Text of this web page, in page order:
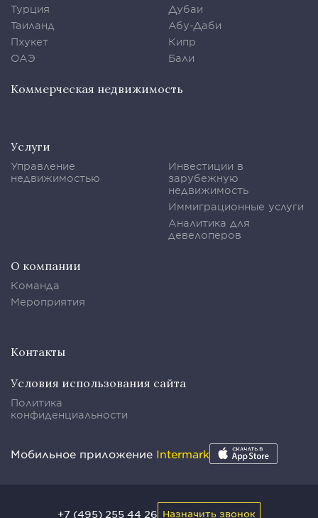
Турция
Таиланд
Пхукет
ОАЭ
Дубаи
Абу-Даби
Кипр
Бали
Коммерческая недвижимость
Услуги
Управление
недвижимостью
Инвестиции в
зарубежную
недвижимость
Иммиграционные услуги
Аналитика для
девелоперов
О компании
Команда
Мероприятия
Контакты
Условия использования сайта
Политика
конфиденциальности
Мобильное приложение Intermark
+7 (495) 255 44 26 Назначить звонок